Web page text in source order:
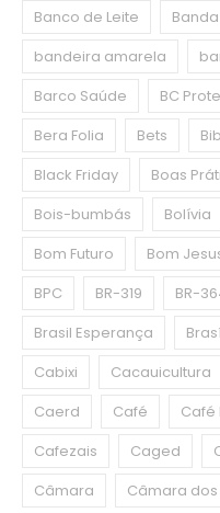
Banco de Leite
bandeira amarela
Barco Saúde
BC
Bera Folia
Bets
Black Friday
Boas
Bois-bumbás
Bolívia
Bom Futuro
Bom
BPC
BR-319 BR-
Brasil Esperança
Cabixi
Cacauicultura
Caerd
Café
Café
Cafezais
Caged
Câmara
Câmara